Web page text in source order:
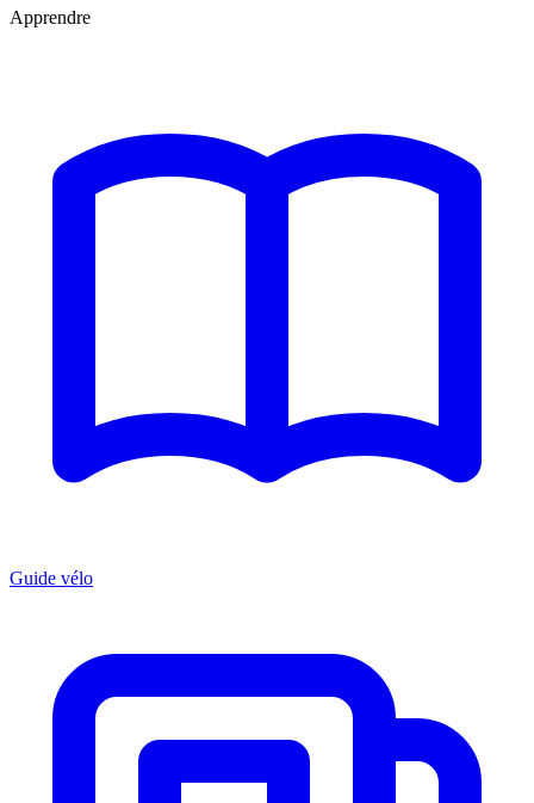
Apprendre
Guide vélo